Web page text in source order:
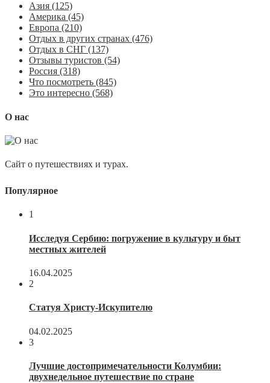
Азия (125)
Америка (45)
Европа (210)
Отдых в других странах (476)
Отдых в СНГ (137)
Отзывы туристов (54)
Россия (318)
Что посмотреть (845)
Это интересно (568)
О нас
Сайт о путешествиях и турах.
Популярное
1
Исследуя Сербию: погружение в культуру и быт
местных жителей
16.04.2025
2
Статуя Христу-Искупителю
04.02.2025
3
Лучшие достопримечательности Колумбии:
двухнедельное путешествие по стране